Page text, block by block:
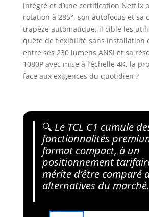
intégré et d’une certification Netflix
rotation à 285°, son autofocus et sa
trapèze automatique, il cible les
quête de flexibilité sans installation
entre ses 230 lumens ANSI et sa
1080P avec mise à l’échelle 4K, la
face aux exigences du quotidien ?
🔍 Le TCL C1 cumule
fonctionnalités
format compact, à un
positionnement
mérite d’être comparé
alternatives du marché.